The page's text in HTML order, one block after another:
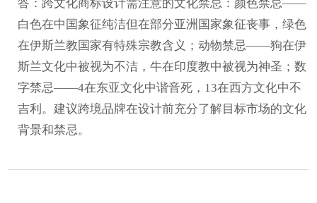
答：跨文化商标设计需注意的文化禁忌：颜色禁忌——
白色在中国象征纯洁但在部分亚洲国家象征丧事，绿色
在伊斯兰教国家有特殊宗教含义；动物禁忌——狗在伊
斯兰文化中被视为不洁，牛在印度教中被视为神圣；数
字禁忌——4在东亚文化中谐音死，13在西方文化中不
吉利。建议跨境品牌在设计前充分了解目标市场的文化
背景和禁忌。